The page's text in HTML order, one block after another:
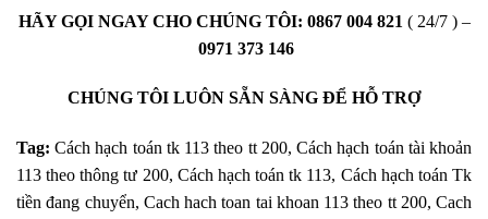
HÃY GỌI NGAY CHO CHÚNG TÔI: 0867 004 821 ( 24/7 ) –
0971 373 146
CHÚNG TÔI LUÔN SẴN SÀNG ĐỂ HỖ TRỢ
Tag: Cách hạch toán tk 113 theo tt 200, Cách hạch toán tài khoản
113 theo thông tư 200, Cách hạch toán tk 113, Cách hạch toán Tk
tiền đang chuyển, Cach hach toan tai khoan 113 theo tt 200, Cach